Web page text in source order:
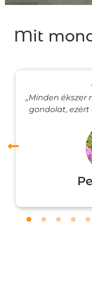
Mit
„Minden
gondolat, ezért